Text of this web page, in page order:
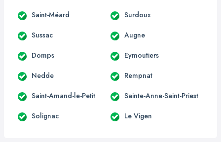
Saint-Méard Surdoux
Sussac Augne
Domps Eymoutiers
Nedde Rempnat
Saint-Amand-le-Petit Sainte-Anne-Saint-Priest
Solignac Le Vigen